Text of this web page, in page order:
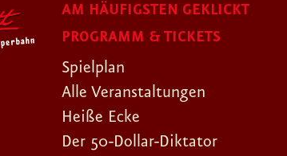
AM HÄUFIGSTEN GEKLICKT
PROGRAMM & TICKETS
Spielplan
Alle Veranstaltungen
Heiße Ecke
Der 50-Dollar-Diktator